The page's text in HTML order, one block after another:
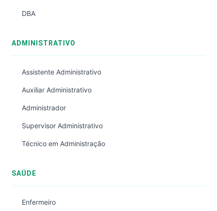
DBA
ADMINISTRATIVO
Assistente Administrativo
Auxiliar Administrativo
Administrador
Supervisor Administrativo
Técnico em Administração
SAÚDE
Enfermeiro